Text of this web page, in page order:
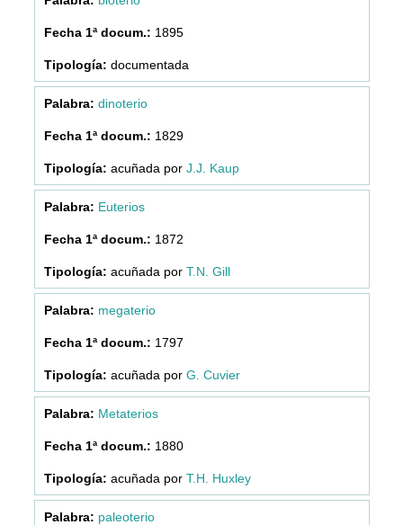
1895
documentada
dinoterio
1829
acuñada por J.J. Kaup
Euterios
1872
acuñada por T.N. Gill
megaterio
1797
acuñada por G. Cuvier
Metaterios
1880
acuñada por T.H. Huxley
paleoterio